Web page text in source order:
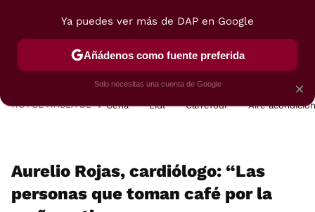
POSTRES VIAJES SELECCIÓN VEGUI
HOY SE HABLA DE Cena Lidl Carrefour Aire
Aurelio Rojas, cardiólogo: “Las
personas que toman café por la
×
Ya puedes ver más de DAP en Google
Añádenos como fuente preferida
Solo necesitas una cuenta de Google